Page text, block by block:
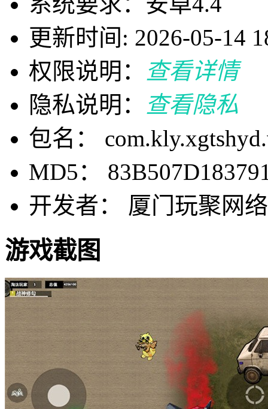
更新时间: 2026-05-14
权限说明：
查看详情
隐私说明：
查看隐私
包名：
MD5：
开发者： 厦门玩聚网
游戏截图